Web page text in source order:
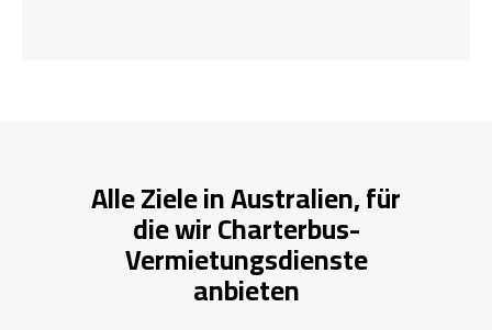
Alle Ziele in Australien, für
die wir Charterbus-
Vermietungsdienste
anbieten